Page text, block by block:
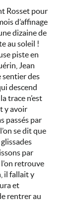
Rosset pour
d’affinage
dizaine de
au soleil !
piste en
Jean
sentier des
descend
trace n’est
y avoir
passés par
se dit que
par
retrouve
il fallait y
et
rentrer au